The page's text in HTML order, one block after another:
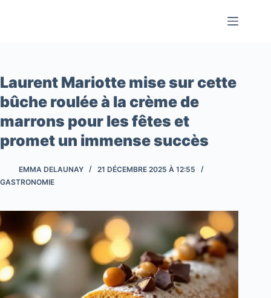
Laurent Mariotte mise sur cette
bûche roulée à la crème de
marrons pour les fêtes et
promet un immense succès
EMMA DELAUNAY
21 DÉCEMBRE 2025 À 12:55
GASTRONOMIE